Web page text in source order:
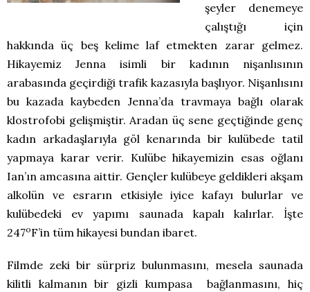
şeyler denemeye
çalıştığı için
hakkında üç beş kelime laf etmekten zarar gelmez.
Hikayemiz Jenna isimli bir kadının nişanlısının
arabasında geçirdiği trafik kazasıyla başlıyor. Nişanlısını
bu kazada kaybeden Jenna’da travmaya bağlı olarak
klostrofobi gelişmiştir. Aradan üç sene geçtiğinde genç
kadın arkadaşlarıyla göl kenarında bir kulübede tatil
yapmaya karar verir. Kulübe hikayemizin esas oğlanı
Ian’ın amcasına aittir. Gençler kulübeye geldikleri akşam
alkolün ve esrarın etkisiyle iyice kafayı bulurlar ve
kulübedeki ev yapımı saunada kapalı kalırlar. İşte
247oF’in tüm hikayesi bundan ibaret.
Filmde zeki bir sürpriz bulunmasını, mesela saunada
kilitli kalmanın bir gizli kumpasa bağlanmasını, hiç